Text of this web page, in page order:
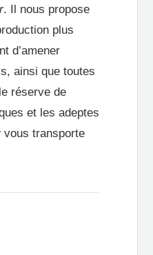
. Il nous propose
plus
d’amener
ainsi que toutes
réserve de
et les adeptes
vous transporte